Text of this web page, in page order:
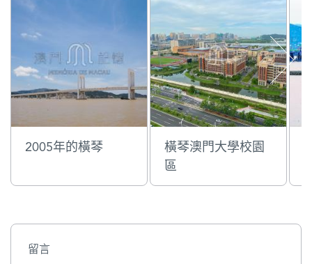
2005年的橫琴
橫琴澳門大學校園
區
留言